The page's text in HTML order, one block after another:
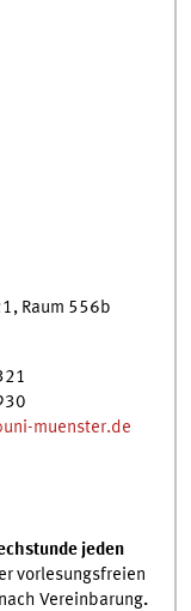
, Raum 556b
muenster.de
jeden
vorlesungsfreien
Vereinbarung.